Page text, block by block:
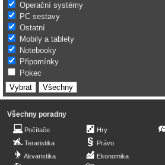
Operační systémy
PC sestavy
Ostatní
Mobily a tablety
Notebooky
Připomínky
Pokec
Všechny poradny
Počítače
Teraristika
Akvaristika
Hry
Právo
Ekonomika